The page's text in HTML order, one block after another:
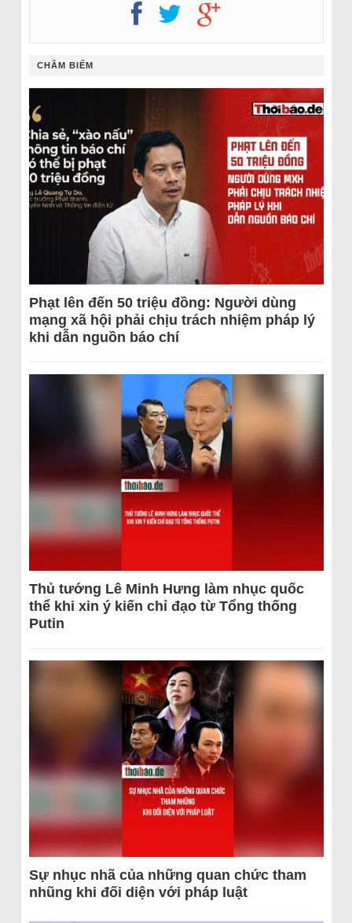
CHÂM BIẾM
Phạt lên đến 50 triệu đồng: Người dùng
mạng xã hội phải chịu trách nhiệm pháp lý
khi dẫn nguồn báo chí
Thủ tướng Lê Minh Hưng làm nhục quốc
thể khi xin ý kiến chỉ đạo từ Tổng thống
Putin
Sự nhục nhã của những quan chức tham
nhũng khi đối diện với pháp luật